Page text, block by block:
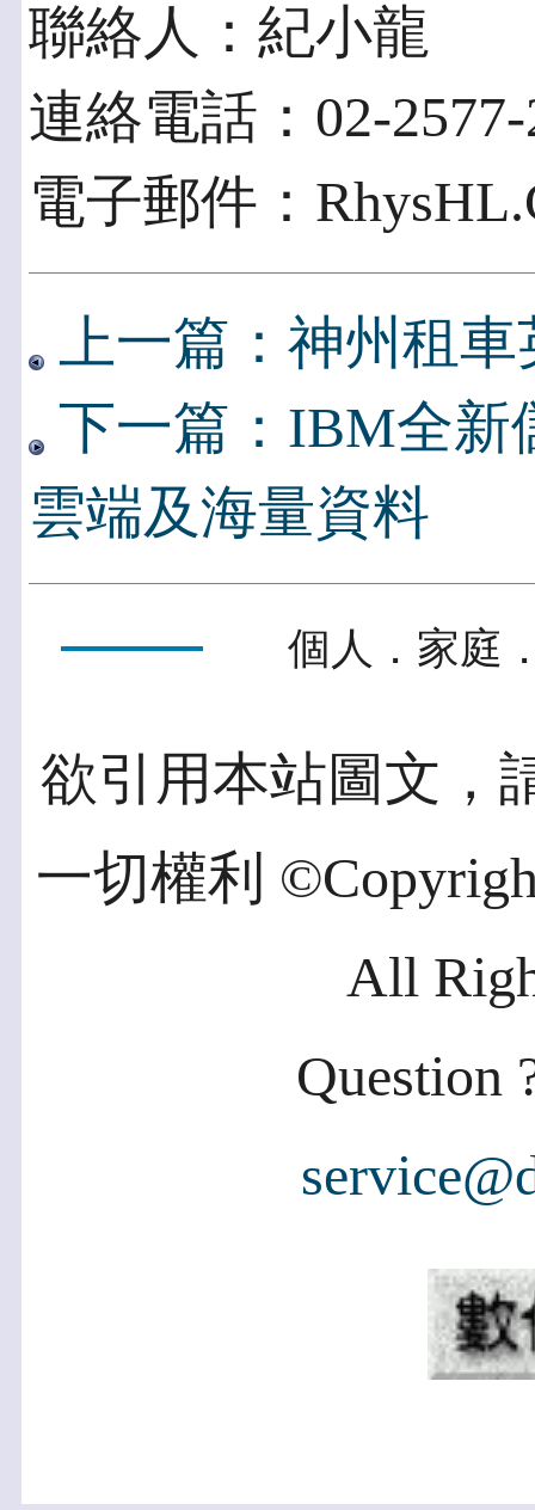
聯絡人：紀小龍
連絡電話：02-2577-
電子郵件：
上一篇：神州租
下一篇：IBM全新
雲端及海量資料
個人．家庭
欲引用本站圖文，
一切權利
All
Question